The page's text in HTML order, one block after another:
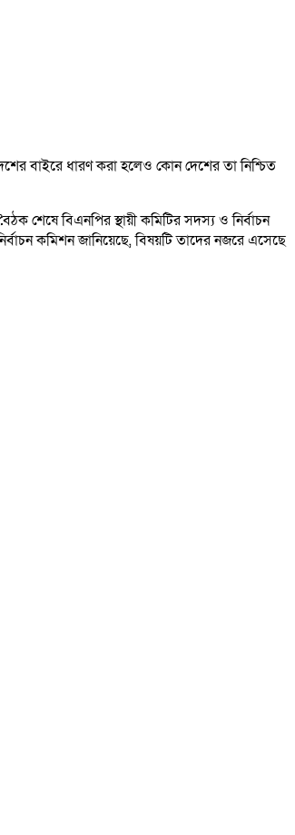
বাইরে ধারণ করা হলেও কোন দেশের তা নিশ্চিত
শেষে বিএনপির স্থায়ী কমিটির সদস্য ও নির্বাচন
কমিশন জানিয়েছে, বিষয়টি তাদের নজরে এসেছে